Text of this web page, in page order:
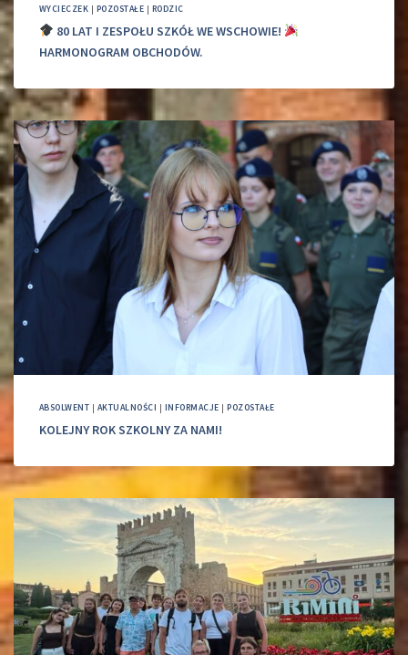
WYCIECZEK | POZOSTAŁE | RODZIC
80 LAT I ZESPOŁU SZKÓŁ WE WSCHOWIE!
HARMONOGRAM OBCHODÓW.
ABSOLWENT | AKTUALNOŚCI | INFORMACJE |POZOSTAŁE
KOLEJNY ROK SZKOLNY ZA NAMI!